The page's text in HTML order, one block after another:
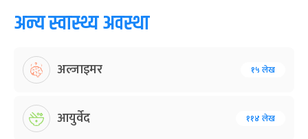
अन्य स्वास्थ्य अवस्था
अल्जाइमर १५ लेख
आयुर्वेद ११४ लेख